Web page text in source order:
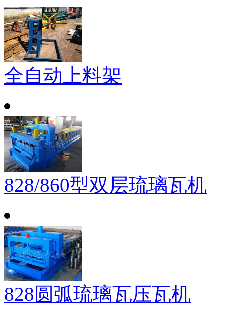
全自动上料架
828/860型双层琉璃瓦机
828圆弧琉璃瓦压瓦机